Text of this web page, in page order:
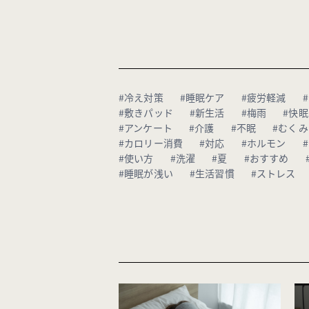
#冷え対策 #睡眠ケア #疲労軽減
#敷きパッド
#新生活 #梅雨
#快眠
#アンケート
#介護 #不眠
#むくみ
#カロリー消費
#対応 #ホルモン
#使い方
#洗濯 #夏 #おすすめ
#睡眠が浅い
#生活習慣 #ストレス